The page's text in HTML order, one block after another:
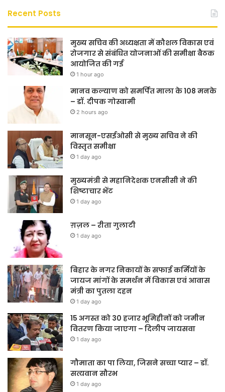
Recent Posts
मुख्य सचिव की अध्यक्षता में कौशल विकास एवं
रोजगार से संबंधित योजनाओं की समीक्षा बैठक
आयोजित की गई
1 hour ago
मानव कल्याण को समर्पित माला के 108 मनके
– डॉ. दीपक गोस्वामी
2 hours ago
मानसून-एसईओसी से मुख्य सचिव ने की
विस्तृत समीक्षा
1 day ago
मुख्यमंत्री से महानिदेशक एनसीसी ने की
शिष्टाचार भेंट
1 day ago
ग़ज़ल – रीता गुलाटी
1 day ago
बिहार के नगर निकायों के सफाई कर्मियों के
जायज मांगों के समर्थन में विकास एवं आवास
मंत्री का पुतला दहन
1 day ago
15 अगस्त को 30 हजार भूमिहीनों को जमीन
वितरण किया जाएगा – दिलीप जायसवा
1 day ago
गौमाता का पा लिया, जिसने सच्चा प्यार – डॉ.
सत्यवान सौरभ
1 day ago